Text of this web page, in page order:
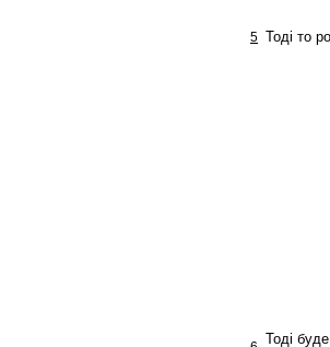
5 Тоді то
Тоді